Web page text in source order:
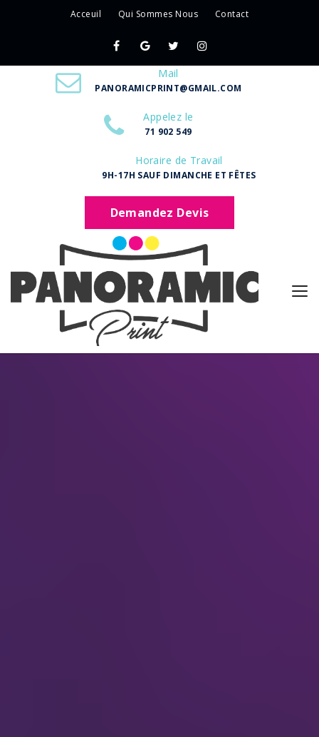
Acceuil Qui Sommes Nous Contact
Mail
PANORAMICPRINT@GMAIL.COM
Appelez le
71 902 549
Horaire de Travail
9H-17H SAUF DIMANCHE ET FÊTES
Demandez Devis